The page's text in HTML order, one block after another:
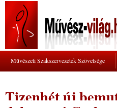
Művészeti Szakszervezetek Szövetsége
Tizenhét új